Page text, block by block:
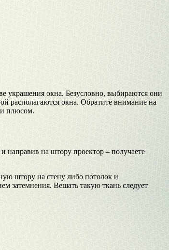
украшения окна. Безусловно, выбираются они
располагаются окна. Обратите внимание на
и плюсом.
направив на штору проектор – получаете
штору на стену либо потолок и
затемнения. Вешать такую ткань следует